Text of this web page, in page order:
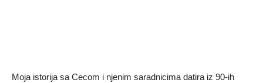
Moja istorija sa Cecom i njenim saradnicima datira iz 90-ih